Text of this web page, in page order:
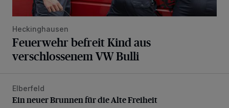
Heckinghausen
Feuerwehr befreit Kind aus
verschlossenem VW Bulli
Ein neuer Brunnen für die Alte Freiheit
Elberfeld
Ein neuer Brunnen für die Alte Freiheit